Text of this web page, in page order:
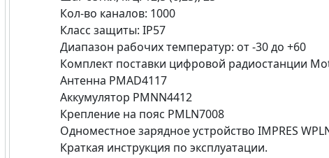
Кол-во каналов: 1000
Класс защиты: IP57
Диапазон рабочих температур: от -30 до +60
Комплект поставки цифровой радиостанции
Антенна PMAD4117
Аккумулятор PMNN4412
Крепление на пояс PMLN7008
Одноместное зарядное устройство IMPRES
Краткая инструкция по эксплуатации.